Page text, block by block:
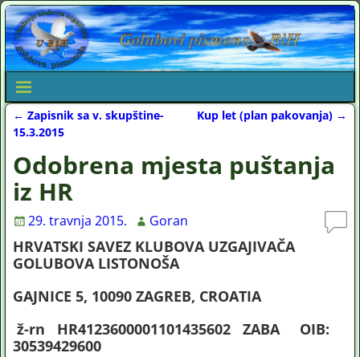
Post navigation
← Zapisnik sa v. skupštine-
15.3.2015
Kup let (plan pakovanja) →
Odobrena mjesta puštanja
iz HR
29. travnja 2015. Goran
HRVATSKI SAVEZ KLUBOVA UZGAJIVAČA
GOLUBOVA LISTONOŠA
GAJNICE 5, 10090 ZAGREB, CROATIA
ž-rn HR4123600001101435602 ZABA OIB:
30539429600